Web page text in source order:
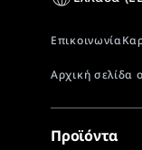
Προϊόντα